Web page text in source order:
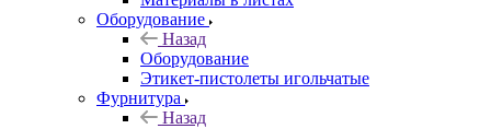
Оборудование
Назад
Оборудование
Этикет-пистолеты игольчатые
Фурнитура
Назад